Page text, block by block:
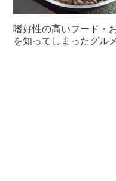
嗜好性の高いフード・
を知ってしまったグル